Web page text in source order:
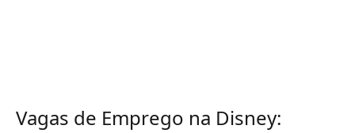
Vagas de Emprego na Disney: